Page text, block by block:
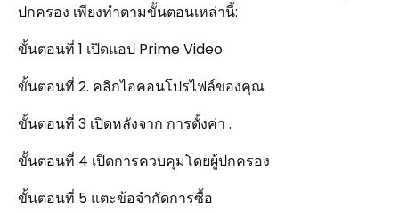
ปกครอง เพียงทำตามขั้นตอนเหล่านี้:
ขั้นตอนที่ 1 เปิดแอป Prime Video
ขั้นตอนที่ 2. คลิกไอคอนโปรไฟล์ของคุณ
ขั้นตอนที่ 3 เปิดหลังจาก การตั้งค่า .
ขั้นตอนที่ 4 เปิดการควบคุมโดยผู้ปกครอง
ขั้นตอนที่ 5 แตะข้อจำกัดการซื้อ